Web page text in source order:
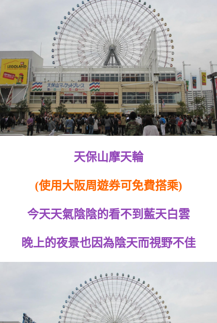
天保山摩天輪
(使用大阪周遊券可免費搭乘)
今天天氣陰陰的看不到藍天白雲
晚上的夜景也因為陰天而視野不佳